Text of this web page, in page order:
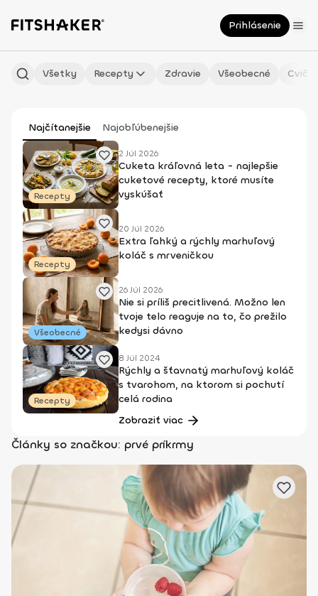
Prihlásenie
Všetky Recepty Zdravie Všeobecné
Najčítanejšie Najobľúbenejšie
Recepty
2 Júl 2026
Cuketa kráľovná leta - najlepšie
cuketové recepty, ktoré musíte
vyskúšať
Recepty
20 Júl 2026
Extra ľahký a rýchly marhuľový
koláč s mrveničkou
Všeobecné
26 Júl 2026
Nie si príliš precitlivená. Možno len
tvoje telo reaguje na to, čo prežilo
kedysi dávno
Recepty
8 Júl 2024
Rýchly a šťavnatý marhuľový koláč
s tvarohom, na ktorom si pochutí
celá rodina
Zobraziť viac
Články so značkou: prvé príkrmy